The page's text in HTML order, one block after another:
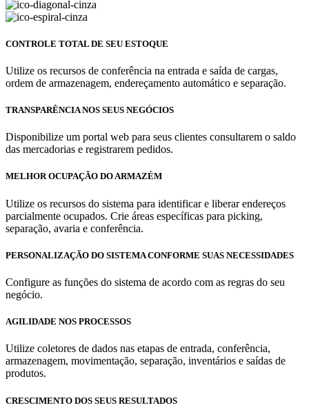
CONTROLE TOTAL DE SEU ESTOQUE
Utilize os recursos de conferência na entrada e saída de cargas,
ordem de armazenagem, endereçamento automático e separação.
TRANSPARÊNCIA NOS SEUS NEGÓCIOS
Disponibilize um portal web para seus clientes consultarem o saldo
das mercadorias e registrarem pedidos.
MELHOR OCUPAÇÃO DO ARMAZÉM
Utilize os recursos do sistema para identificar e liberar endereços
parcialmente ocupados. Crie áreas específicas para picking,
separação, avaria e conferência.
PERSONALIZAÇÃO DO SISTEMA CONFORME SUAS NECESSIDADES
Configure as funções do sistema de acordo com as regras do seu
negócio.
AGILIDADE NOS PROCESSOS
Utilize coletores de dados nas etapas de entrada, conferência,
armazenagem, movimentação, separação, inventários e saídas de
produtos.
CRESCIMENTO DOS SEUS RESULTADOS